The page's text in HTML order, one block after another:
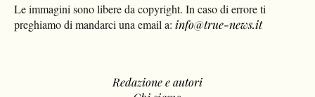
Le immagini sono libere da copyright. In caso di errore ti
preghiamo di mandarci una email a: info@true-news.it
Redazione e autori